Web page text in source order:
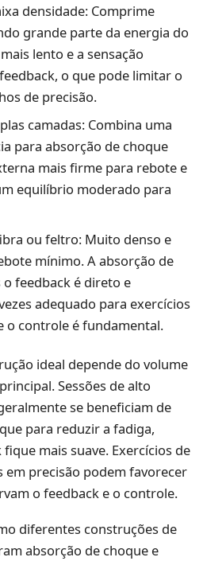
densidade: Comprime
grande parte da energia do
lento e a sensação
o que pode limitar o
de precisão.
camadas: Combina uma
para absorção de choque
mais firme para rebote e
equilíbrio moderado para
ou feltro: Muito denso e
mínimo. A absorção de
feedback é direto e
adequado para exercícios
o controle é fundamental.
ideal depende do volume
Sessões de alto
se beneficiam de
para reduzir a fadiga,
mais suave. Exercícios de
em precisão podem favorecer
o feedback e o controle.
diferentes construções de
absorção de choque e